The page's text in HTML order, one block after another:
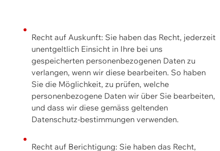
Recht auf Auskunft: Sie haben das Recht, jederzeit
unentgeltlich Einsicht in Ihre bei uns
gespeicherten personenbezogenen Daten zu
verlangen, wenn wir diese bearbeiten. So haben
Sie die Möglichkeit, zu prüfen, welche
personenbezogene Daten wir über Sie bearbeiten,
und dass wir diese gemäss geltenden
Datenschutz-bestimmungen verwenden.
Recht auf Berichtigung: Sie haben das Recht,